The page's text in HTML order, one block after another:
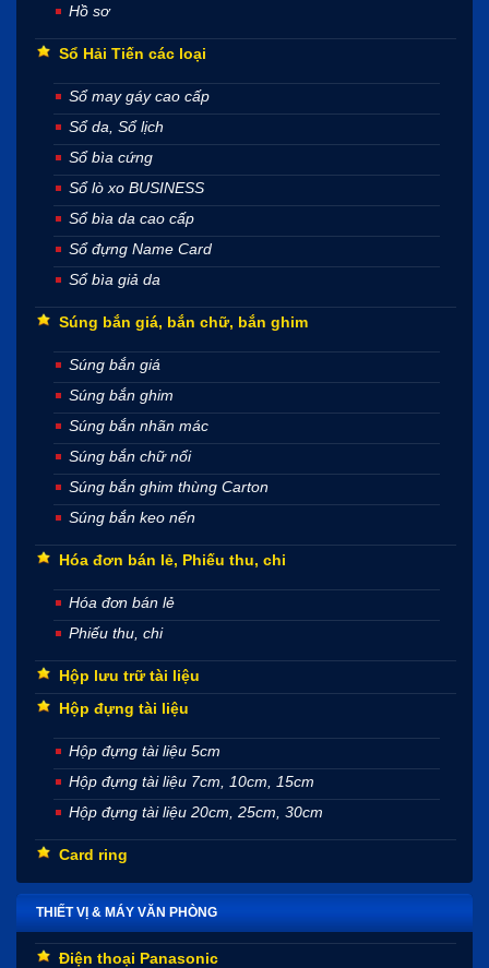
Hồ sơ
Sổ Hải Tiến các loại
Sổ may gáy cao cấp
Sổ da, Sổ lịch
Sổ bìa cứng
Sổ lò xo BUSINESS
Sổ bìa da cao cấp
Sổ đựng Name Card
Sổ bìa giả da
Súng bắn giá, bắn chữ, bắn ghim
Súng bắn giá
Súng bắn ghim
Súng bắn nhãn mác
Súng bắn chữ nổi
Súng bắn ghim thùng Carton
Súng bắn keo nến
Hóa đơn bán lẻ, Phiếu thu, chi
Hóa đơn bán lẻ
Phiếu thu, chi
Hộp lưu trữ tài liệu
Hộp đựng tài liệu
Hộp đựng tài liệu 5cm
Hộp đựng tài liệu 7cm, 10cm, 15cm
Hộp đựng tài liệu 20cm, 25cm, 30cm
Card ring
THIẾT VỊ & MÁY VĂN PHÒNG
Điện thoại Panasonic